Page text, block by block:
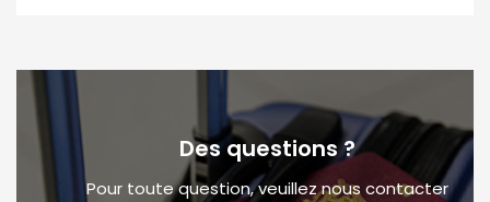
Des questions ?
Pour toute question, veuillez nous contacter